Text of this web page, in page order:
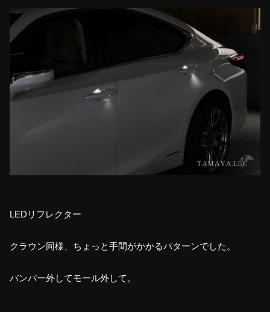
LEDリフレクター
クラウン同様、ちょっと手間がかかるパターンでした。
バンパー外してモール外して。